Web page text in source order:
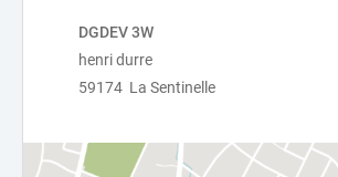
DGDEV 3W
henri durre
59174 La Sentinelle